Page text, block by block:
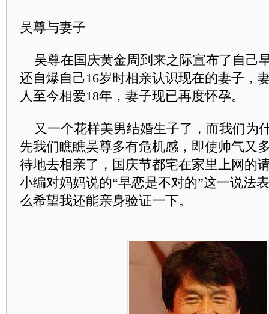
吴尊与妻子
吴尊在国庆黄金周到来之际宣布了自己
还自爆自己16岁时相亲认识现在的妻子，
人至今相爱18年，妻子现已再度怀孕。
又一个花样美男结婚生子了，而我们为
先我们瞧瞧吴尊多有危机感，即使帅气又
待地去相亲了，国庆节都宅在家里上网的
小编对妈妈说的“早恋是不对的”这一说法
么希望我还能亲身验证一下。